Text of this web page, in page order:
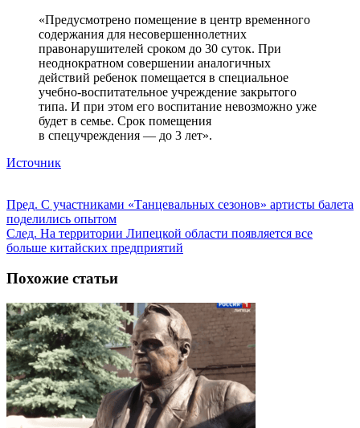
«Предусмотрено помещение в центр временного
содержания для несовершеннолетних
правонарушителей сроком до 30 суток. При
неоднократном совершении аналогичных
действий ребенок помещается в специальное
учебно-воспитательное учреждение закрытого
типа. И при этом его воспитание невозможно уже
будет в семье. Срок помещения
в спецучреждения — до 3 лет».
Источник
Пред. С участниками «Танцевальных сезонов» артисты балета
поделились опытом
След. На территории Липецкой области появляется все
больше китайских предприятий
Похожие статьи